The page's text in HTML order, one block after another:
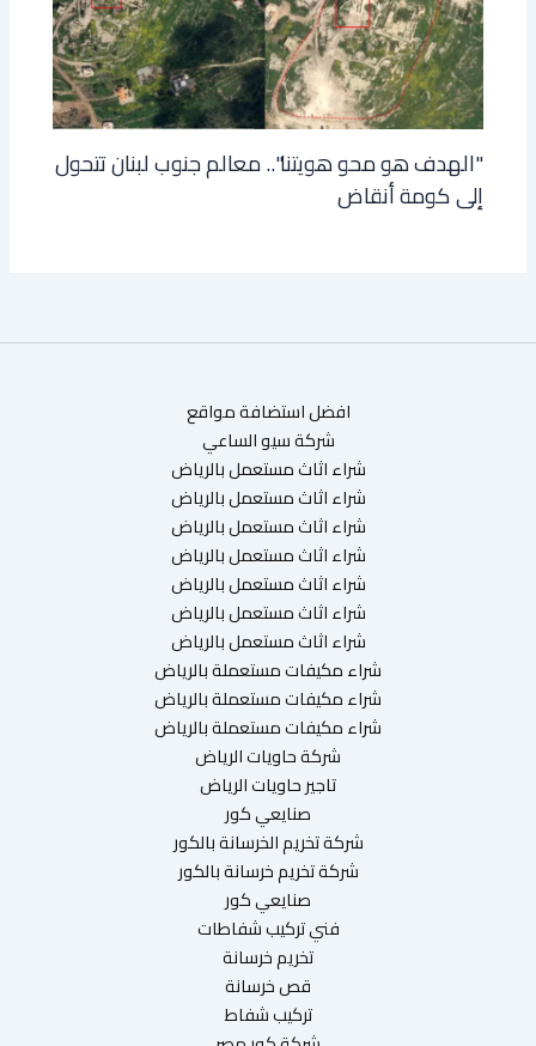
"الهدف هو محو هويتنا".. معالم جنوب لبنان تتحول
إلى كومة أنقاض
افضل استضافة مواقع
شركة سيو الساعي
شراء اثاث مستعمل بالرياض
شراء اثاث مستعمل بالرياض
شراء اثاث مستعمل بالرياض
شراء اثاث مستعمل بالرياض
شراء اثاث مستعمل بالرياض
شراء اثاث مستعمل بالرياض
شراء اثاث مستعمل بالرياض
شراء مكيفات مستعملة بالرياض
شراء مكيفات مستعملة بالرياض
شراء مكيفات مستعملة بالرياض
شركة حاويات الرياض
تاجير حاويات الرياض
صنايعي كور
شركة تخريم الخرسانة بالكور
شركة تخريم خرسانة بالكور
صنايعي كور
فني تركيب شفاطات
تخريم خرسانة
قص خرسانة
تركيب شفاط